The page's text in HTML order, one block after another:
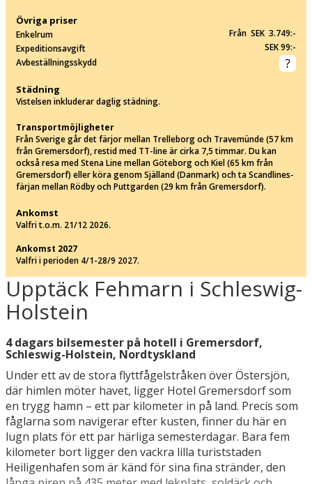
Upptäck Fehmarn i Schleswig-
Holstein
4 dagars bilsemester på hotell i Gremersdorf,
Schleswig-Holstein, Nordtyskland
Under ett av de stora flyttfågelstråken över Östersjön,
där himlen möter havet, ligger Hotel Gremersdorf som
en trygg hamn – ett par kilometer in på land. Precis som
fåglarna som navigerar efter kusten, finner du här en
lugn plats för ett par härliga semesterdagar. Bara fem
kilometer bort ligger den vackra lilla turiststaden
Heiligenhafen som är känd för sina fina stränder, den
Övriga priser
Enkelrum
Från SEK 3.749:-
Expeditionsavgift
SEK 99:-
Avbeställningsskydd
Städning
Vistelsen inkluderar daglig städning.
Transportmöjligheter
Från Sverige går det färjor mellan Trelleborg och Travemünde (57 km
från Gremersdorf), restid med TT-line är cirka 7,5 timmar. Du kan
också resa med Stena Line mellan Göteborg och Kiel (65 km från
Gremersdorf) eller köra genom Själland (Danmark) och ta Scandlines-
färjan mellan Rödby och Puttgarden (29 km från Gremersdorf).
Ankomst
Valfri t.o.m. 21/12 2026.
Ankomst 2027
Valfri i perioden 4/1-28/9 2027.